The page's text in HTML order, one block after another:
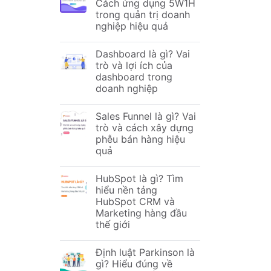
Cách ứng dụng 5W1H
trong quản trị doanh
nghiệp hiệu quả
Dashboard là gì? Vai
trò và lợi ích của
dashboard trong
doanh nghiệp
Sales Funnel là gì? Vai
trò và cách xây dựng
phễu bán hàng hiệu
quả
HubSpot là gì? Tìm
hiểu nền tảng
HubSpot CRM và
Marketing hàng đầu
thế giới
Định luật Parkinson là
gì? Hiểu đúng về